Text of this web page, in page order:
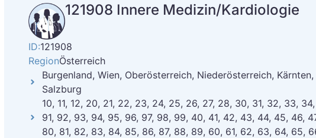
121908 Innere Medizin/Kardiologie
ID:121908
RegionÖsterreich
Burgenland, Wien, Oberösterreich, Niederösterreich,
Salzburg
10, 11, 12, 20, 21, 22, 23, 24, 25, 26, 27, 28, 30, 31, 32, 33,
91, 92, 93, 94, 95, 96, 97, 98, 99, 40, 41, 42, 43, 44, 45, 46,
80, 81, 82, 83, 84, 85, 86, 87, 88, 89, 60, 61, 62, 63, 64, 65,